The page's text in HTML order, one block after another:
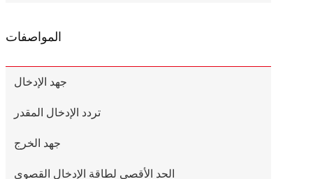
المواصفات
جهد الإدخال
تردد الإدخال المقدر
جهد الخرج
الحد الأقصى لطاقة الإدخال القصوى